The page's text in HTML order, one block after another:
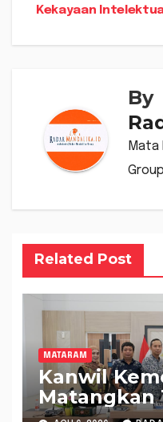
Kekayaan
By
Mata
Group
Related Post
MATARAM
Kanwil
Matangkan
Rancangan